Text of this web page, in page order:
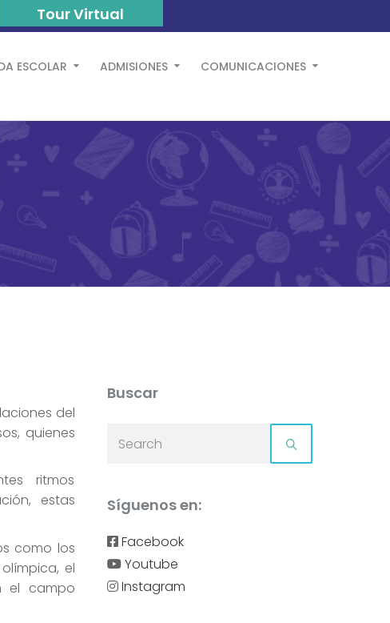
Tour Virtual
ESCOLAR ADMISIONES COMUNICACIONES
del
quienes
ritmos
estas
como los
el
el campo
Buscar
Síguenos en:
Facebook
Youtube
Instagram